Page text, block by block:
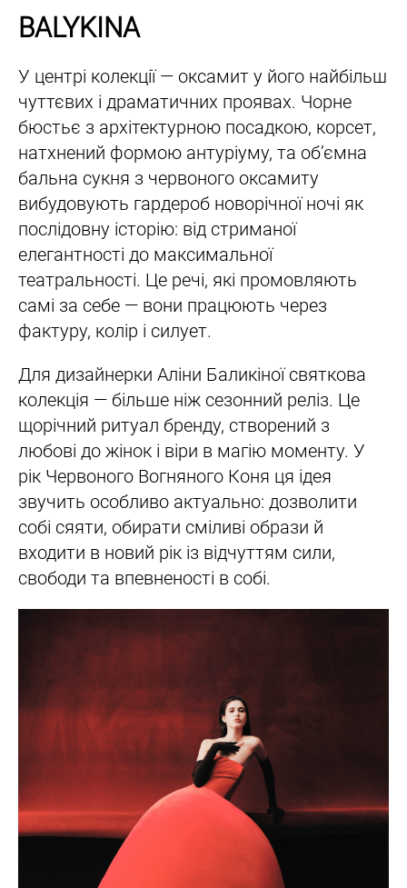
BALYKINA​
У центрі колекції — оксамит у його найбільш
чуттєвих і драматичних проявах. Чорне
бюстьє з архітектурною посадкою, корсет,
натхнений формою антуріуму, та об’ємна
бальна сукня з червоного оксамиту
вибудовують гардероб новорічної ночі як
послідовну історію: від стриманої
елегантності до максимальної
театральності. Це речі, які промовляють
самі за себе — вони працюють через
фактуру, колір і силует.
Для дизайнерки Аліни Баликіної святкова
колекція — більше ніж сезонний реліз. Це
щорічний ритуал бренду, створений з
любові до жінок і віри в магію моменту. У
рік Червоного Вогняного Коня ця ідея
звучить особливо актуально: дозволити
собі сяяти, обирати сміливі образи й
входити в новий рік із відчуттям сили,
свободи та впевненості в собі.